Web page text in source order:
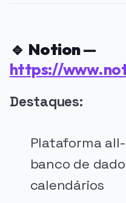
🔹 Notion—
https://
Destaques:
Plataforma
banco de
calendários